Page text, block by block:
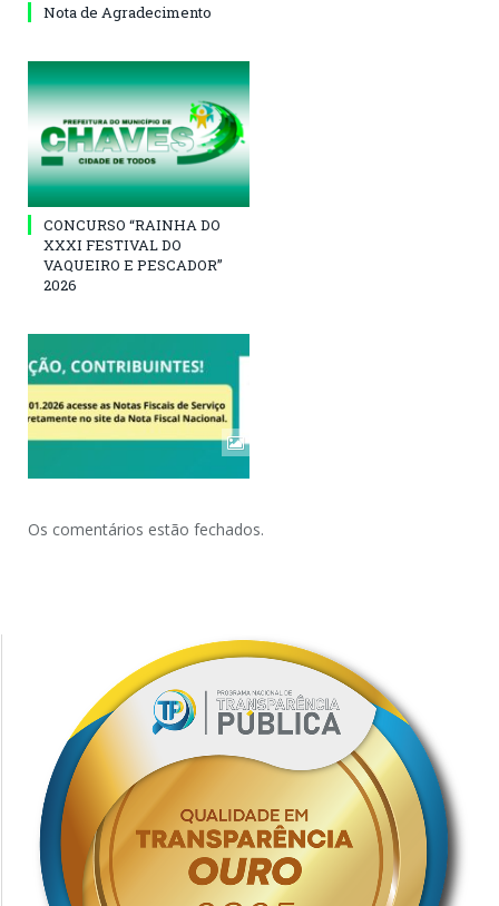
Nota de Agradecimento
CONCURSO “RAINHA DO
XXXI FESTIVAL DO
VAQUEIRO E PESCADOR”
2026
Os comentários estão fechados.